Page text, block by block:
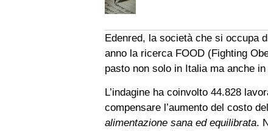
Edenred, la società che si occupa
anno la ricerca FOOD (Fighting
pasto non solo in Italia ma anche
L’indagine ha coinvolto 44.828
compensare l’aumento del costo
alimentazione sana ed equilibrata.